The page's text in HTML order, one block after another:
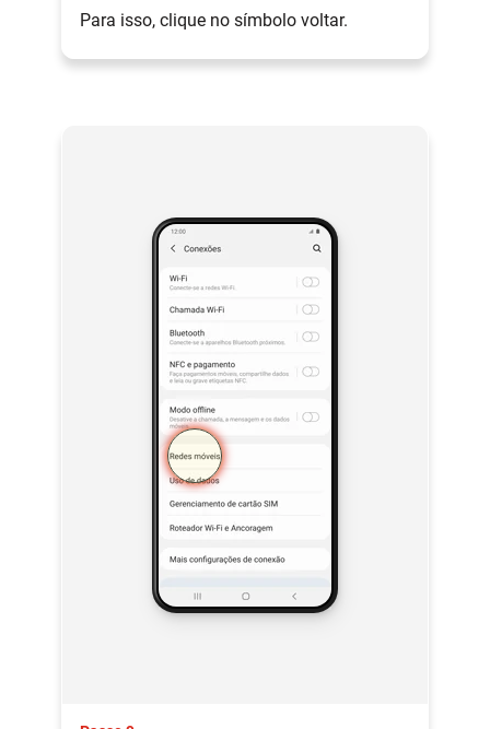
Para isso, clique no símbolo voltar.